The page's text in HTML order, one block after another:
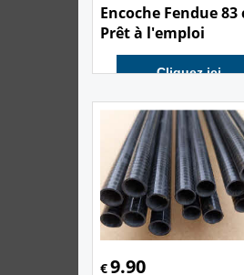
€11.00
Tube Aero Pro 5 +
Encoche Fendue 83
Prêt à l'emploi
Cliquez ici